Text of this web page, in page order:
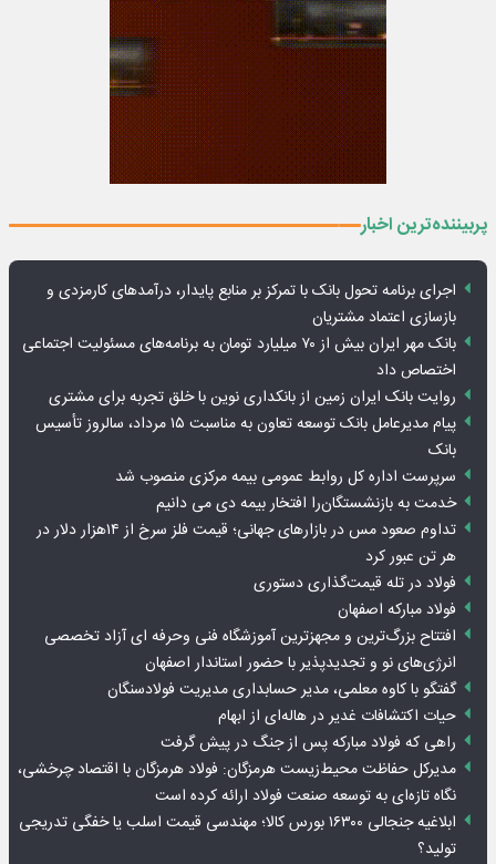
پربیننده‌ترین اخبار
اجرای برنامه تحول بانک با تمرکز بر منابع پایدار، درآمدهای کارمزدی و
بازسازی اعتماد مشتریان
بانک مهر ایران بیش از ۷۰ میلیارد تومان به برنامه‌های مسئولیت اجتماعی
اختصاص داد
روایت بانک ایران زمین از بانکداری نوین با خلق تجربه برای مشتری
پیام مدیرعامل بانک توسعه تعاون به مناسبت ۱۵ مرداد، سالروز تأسیس
بانک
سرپرست اداره کل روابط عمومی بیمه مرکزی منصوب شد
خدمت به بازنشستگان‌را افتخار بیمه دی می دانیم
تداوم صعود مس در بازارهای جهانی؛ قیمت فلز سرخ از ۱۴هزار دلار در
هر تن عبور کرد
فولاد در تله قیمت‌گذاری دستوری
فولاد مبارکه اصفهان
افتتاح بزرگ‌ترین و مجهزترین آموزشگاه فنی وحرفه ای آزاد تخصصی
انرژی‌های نو و تجدیدپذیر با حضور استاندار اصفهان
گفتگو با کاوه معلمی، مدیر حسابداری مدیریت فولادسنگان
حیات اکتشافات غدیر در هاله‌ای از ابهام
راهی که فولاد مبارکه پس از جنگ در پیش گرفت
مدیرکل حفاظت محیط‌زیست هرمزگان: فولاد هرمزگان با اقتصاد چرخشی،
نگاه تازه‌ای به توسعه صنعت فولاد ارائه کرده است
ابلاغیه جنجالی ۱۶۳۰۰ بورس کالا؛ مهندسی قیمت اسلب یا خفگی تدریجی
تولید؟